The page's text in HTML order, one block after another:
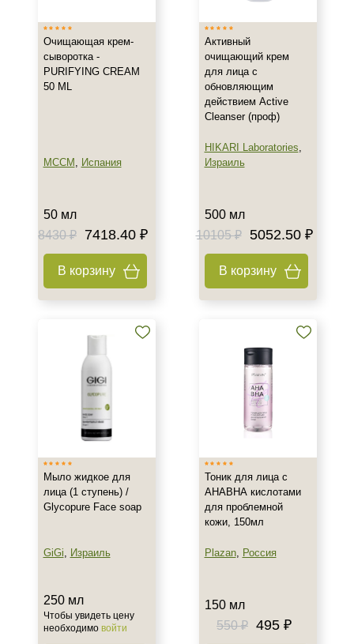
Очищающая крем-
сыворотка -
PURIFYING CREAM
50 ML
MCCM , Испания
50 мл
8430 ₽
7418.40 ₽
В корзину
Активный
очищающий крем
для лица с
обновляющим
действием Active
Cleanser (проф)
HIKARI Laboratories,
Израиль
500 мл
10105 ₽
5052.50 ₽
В корзину
Мыло жидкое для
лица (1 ступень) /
Glycopure Face soap
GiGi, Израиль
250 мл
Чтобы увидеть цену
необходимо войти
Тоник для лица с
АНАВНА кислотами
для проблемной
кожи, 150мл
Plazan, Россия
150 мл
550 ₽ 495 ₽